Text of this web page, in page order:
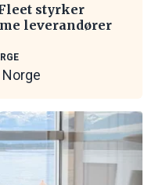
styrker
leverandører